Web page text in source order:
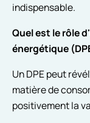
indispensable.
Quel est le rôle
énergétique
Un DPE peut
matière de
positivement la